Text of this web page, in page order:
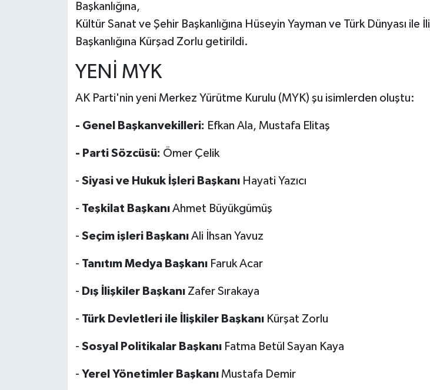
Başkanlığına,
Kültür Sanat ve Şehir Başkanlığına Hüseyin Yayman ve Türk Dünyası ile
Başkanlığına Kürşad Zorlu getirildi.
YENİ MYK
AK Parti'nin yeni Merkez Yürütme Kurulu (MYK) şu isimlerden oluştu:
- Genel Başkanvekilleri: Efkan Ala, Mustafa Elitaş
- Parti Sözcüsü: Ömer Çelik
- Siyasi ve Hukuk İşleri BaşkanıHayati Yazıcı
- Teşkilat BaşkanıAhmet Büyükgümüş
- Seçim işleri BaşkanıAli İhsan Yavuz
- Tanıtım Medya BaşkanıFaruk Acar
- Dış İlişkiler BaşkanıZafer Sırakaya
- Türk Devletleri ile İlişkiler BaşkanıKürşat Zorlu
- Sosyal Politikalar BaşkanıFatma Betül Sayan Kaya
- Yerel Yönetimler BaşkanıMustafa Demir